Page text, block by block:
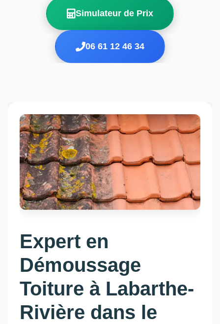
Simulateur de Prix
06 61 12 46 34
Expert en
Démoussage
Toiture à Labarthe-
Rivière dans le